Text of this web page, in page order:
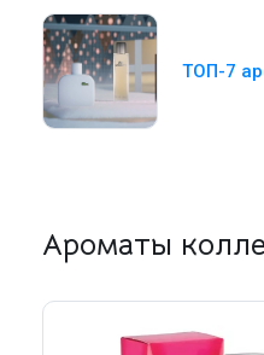
ТОП-7
Ароматы